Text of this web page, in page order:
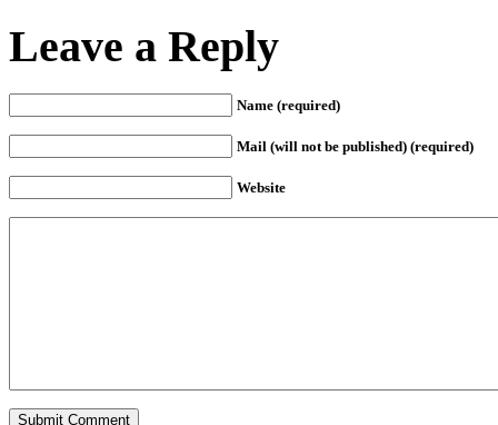
Leave a Reply
Name (required)
Mail (will not be published) (required)
Website